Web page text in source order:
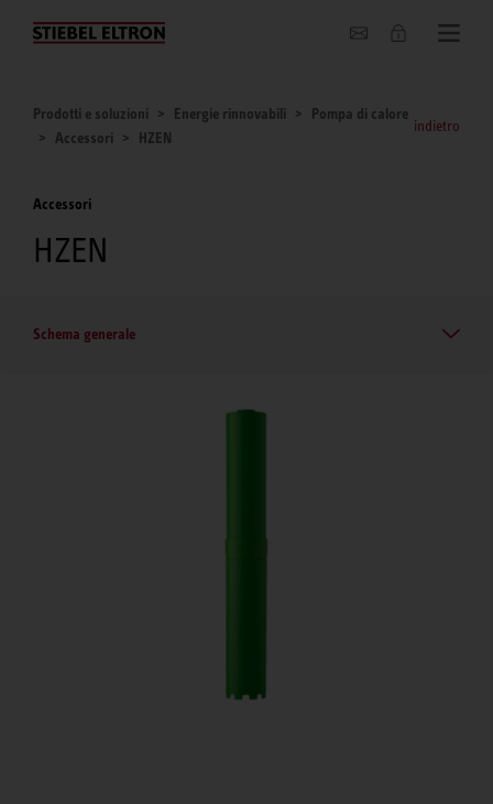
Chi siamo
Prodotti e soluzioni Energie rinnovabili
Pompa di calore
Accessori
HZEN
indietro
Accessori
HZEN
Schema generale